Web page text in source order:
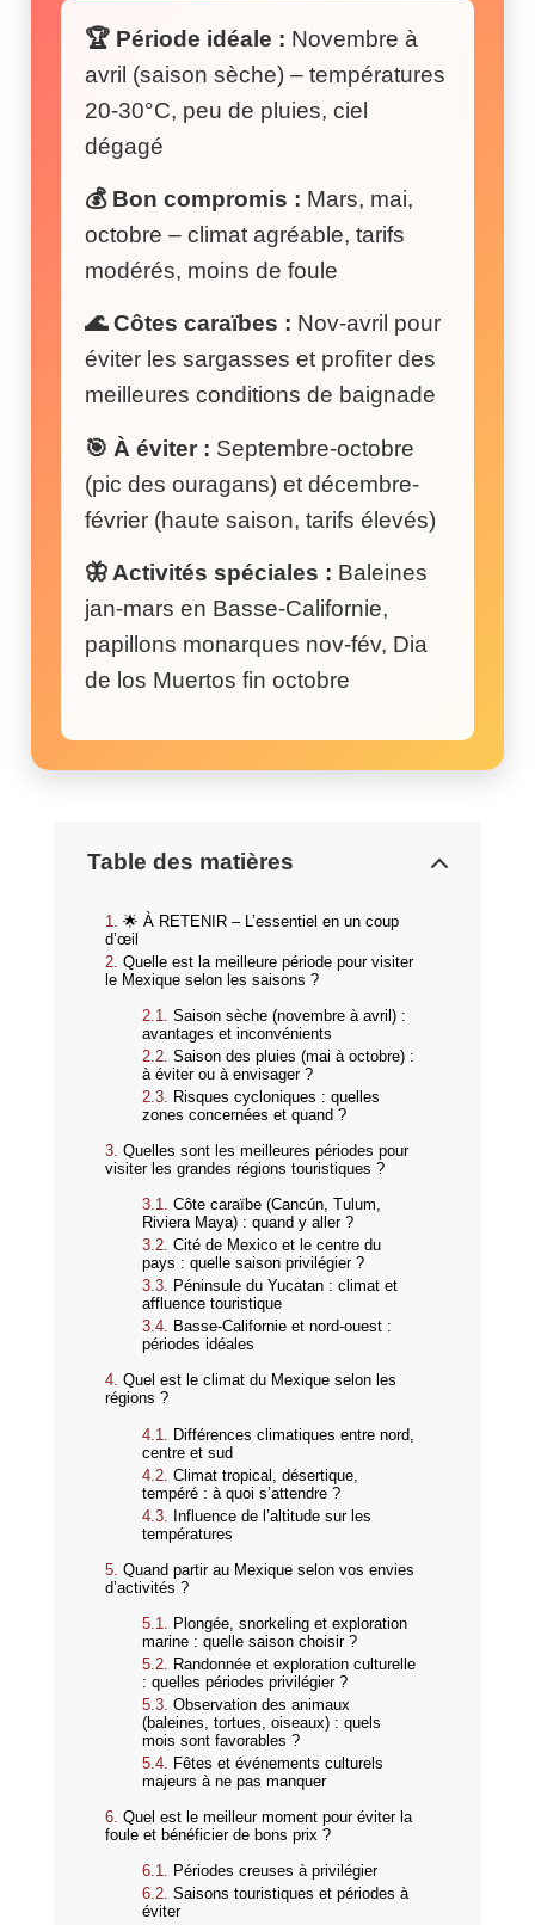
🏆 Période idéale : Novembre à
avril (saison sèche) – températures
20-30°C, peu de pluies, ciel
dégagé
💰 Bon compromis : Mars, mai,
octobre – climat agréable, tarifs
modérés, moins de foule
🌊 Côtes caraïbes : Nov-avril pour
éviter les sargasses et profiter des
meilleures conditions de baignade
🎯 À éviter : Septembre-octobre
(pic des ouragans) et décembre-
février (haute saison, tarifs élevés)
🦋 Activités spéciales : Baleines
jan-mars en Basse-Californie,
papillons monarques nov-fév, Dia
de los Muertos fin octobre
Table des matières
🌟 À RETENIR – L’essentiel en un coup
d’œil
Quelle est la meilleure période pour visiter
le Mexique selon les saisons ?
Saison sèche (novembre à avril) :
avantages et inconvénients
Saison des pluies (mai à octobre) :
à éviter ou à envisager ?
Risques cycloniques : quelles
zones concernées et quand ?
Quelles sont les meilleures périodes pour
visiter les grandes régions touristiques ?
Côte caraïbe (Cancún, Tulum,
Riviera Maya) : quand y aller ?
Cité de Mexico et le centre du
pays : quelle saison privilégier ?
Péninsule du Yucatan : climat et
affluence touristique
Basse-Californie et nord-ouest :
périodes idéales
Quel est le climat du Mexique selon les
régions ?
Différences climatiques entre nord,
centre et sud
Climat tropical, désertique,
tempéré : à quoi s’attendre ?
Influence de l’altitude sur les
températures
Quand partir au Mexique selon vos envies
d’activités ?
Plongée, snorkeling et exploration
marine : quelle saison choisir ?
Randonnée et exploration culturelle
: quelles périodes privilégier ?
Observation des animaux
(baleines, tortues, oiseaux) : quels
mois sont favorables ?
Fêtes et événements culturels
majeurs à ne pas manquer
Quel est le meilleur moment pour éviter la
foule et bénéficier de bons prix ?
Périodes creuses à privilégier
Saisons touristiques et périodes à
éviter